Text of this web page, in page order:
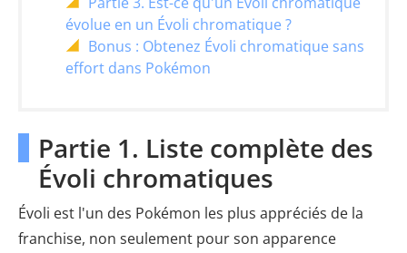
évolue en un Évoli chromatique ?
Bonus : Obtenez Évoli chromatique sans
effort dans Pokémon
Partie 1. Liste complète des
Évoli chromatiques
Évoli est l'un des Pokémon les plus appréciés de la
franchise, non seulement pour son apparence